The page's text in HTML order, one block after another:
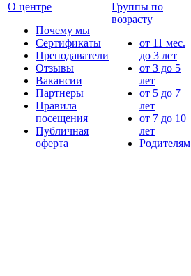
О центре
Почему мы
Сертификаты
Преподаватели
Отзывы
Вакансии
Партнеры
Правила
посещения
Публичная
оферта
Группы по
возрасту
от 11 мес.
до 3 лет
от 3 до 5
лет
от 5 до 7
лет
от 7 до 10
лет
Родителям